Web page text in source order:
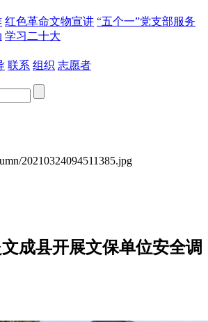
红色革命文物宣讲 “五个一”党支部服务
学习二十大
联系 组织 志愿者
20210324094511385.jpg
成县开展文保单位安全调